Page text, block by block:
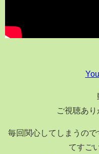
ご視聴あ
毎回関心してしまうの
てすご